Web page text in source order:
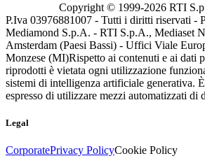
Copyright © 1999-2026 RTI
P.Iva 03976881007 - Tutti i diritti riservati -
Mediamond S.p.A. - RTI S.p.A., Mediaset
Amsterdam (Paesi Bassi) - Uffici Viale
Monzese (MI)Rispetto ai contenuti e ai dati
riprodotti è vietata ogni utilizzazione
sistemi di intelligenza artificiale generativa.
espresso di utilizzare mezzi automatizzati di
Legal
CorporatePrivacy PolicyCookie Policy